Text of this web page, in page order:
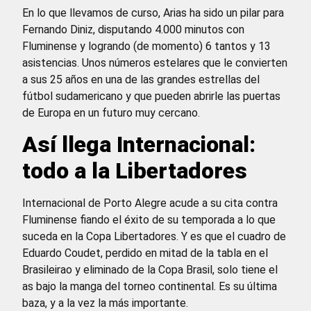
En lo que llevamos de curso, Arias ha sido un pilar para
Fernando Diniz, disputando 4.000 minutos con
Fluminense y logrando (de momento) 6 tantos y 13
asistencias. Unos números estelares que le convierten
a sus 25 años en una de las grandes estrellas del
fútbol sudamericano y que pueden abrirle las puertas
de Europa en un futuro muy cercano.
Así llega Internacional:
todo a la Libertadores
Internacional de Porto Alegre acude a su cita contra
Fluminense fiando el éxito de su temporada a lo que
suceda en la Copa Libertadores. Y es que el cuadro de
Eduardo Coudet, perdido en mitad de la tabla en el
Brasileirao y eliminado de la Copa Brasil, solo tiene el
as bajo la manga del torneo continental. Es su última
baza, y a la vez la más importante.